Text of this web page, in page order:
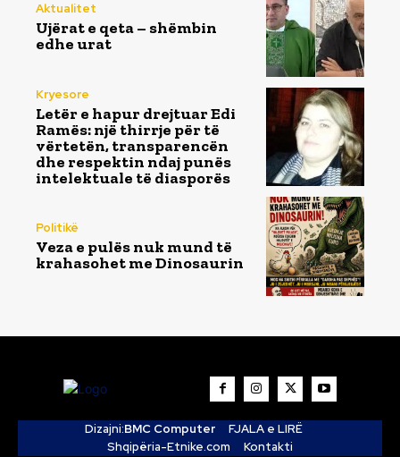
Aktualitet
Ujërat e qeta – shëmbin
edhe urat
Kryesore
Letër e hapur drejtuar Edi
Ramës: një thirrje për të
vërtetën, transparencën
dhe respektin ndaj punës
intelektuale të diasporës
Politikë
Veza e pulës nuk mund të
krahasohet me Dinosaurin
Dizajni:BMC Computer
FJALA e LIRË
Shqipëria-Etnike.com
Kontakti